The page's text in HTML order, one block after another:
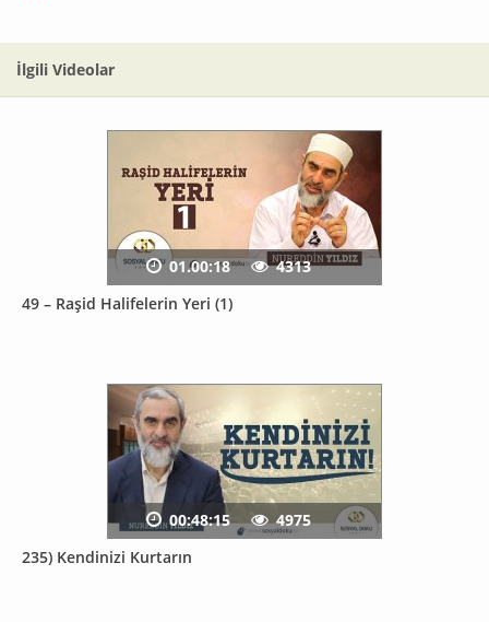
İlgili Videolar
49 – Raşid Halifelerin Yeri (1)
01.00:18 4313
235) Kendinizi Kurtarın
00:48:15 4975